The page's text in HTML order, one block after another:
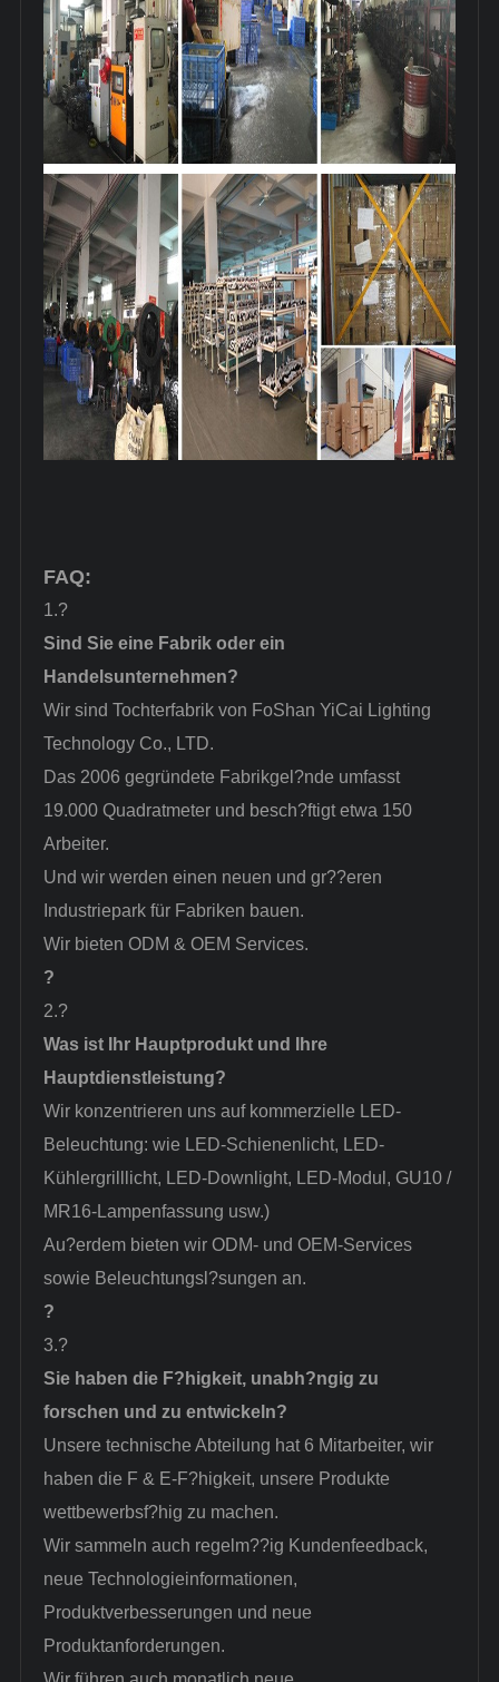
FAQ:
1.?
Sind Sie eine Fabrik oder ein
Handelsunternehmen?
Wir sind Tochterfabrik von FoShan YiCai Lighting
Technology Co., LTD.
Das 2006 gegründete Fabrikgel?nde umfasst
19.000 Quadratmeter und besch?ftigt etwa 150
Arbeiter.
Und wir werden einen neuen und gr??eren
Industriepark für Fabriken bauen.
Wir bieten ODM & OEM Services.
?
2.?
Was ist Ihr Hauptprodukt und Ihre
Hauptdienstleistung?
Wir konzentrieren uns auf kommerzielle LED-
Beleuchtung: wie LED-Schienenlicht, LED-
Kühlergrilllicht, LED-Downlight, LED-Modul, GU10 /
MR16-Lampenfassung usw.)
Au?erdem bieten wir ODM- und OEM-Services
sowie Beleuchtungsl?sungen an.
?
3.?
Sie haben die F?higkeit, unabh?ngig zu
forschen und zu entwickeln?
Unsere technische Abteilung hat 6 Mitarbeiter, wir
haben die F & E-F?higkeit, unsere Produkte
wettbewerbsf?hig zu machen.
Wir sammeln auch regelm??ig Kundenfeedback,
neue Technologieinformationen,
Produktverbesserungen und neue
Produktanforderungen.